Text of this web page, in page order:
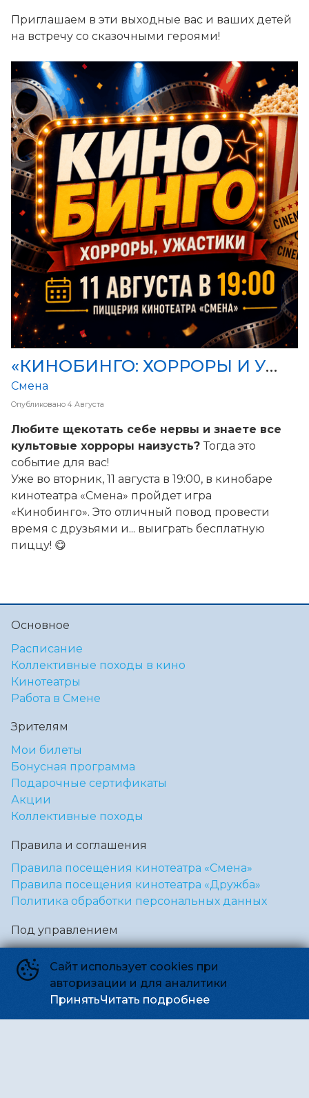
Приглашаем в эти выходные вас и ваших детей
на встречу со сказочными героями!
«КИНОБИНГО: ХОРРОРЫ И УЖАСТИКИ»! 11 августа в 19:00 в кинобаре Смены
Опубликовано 4 Августа
Смена
Любите щекотать себе нервы и знаете все
культовые хорроры наизусть? Тогда это
событие для вас!
Уже во вторник, 11 августа в 19:00, в кинобаре
кинотеатра «Смена» пройдет игра
«Кинобинго». Это отличный повод провести
время с друзьями и... выиграть бесплатную
пиццу! 😋
Сайт использует cookies при
авторизации и для аналитики
ПринятьЧитать подробнее
Основное
Расписание
Коллективные походы в кино
Кинотеатры
Работа в Смене
Зрителям
Мои билеты
Бонусная программа
Подарочные сертификаты
Акции
Коллективные походы
Правила и соглашения
Правила посещения кинотеатра «Смена»
Правила посещения кинотеатра «Дружба»
Политика обработки персональных данных
Под управлением
Некоммерческое партнёрство «Смена»